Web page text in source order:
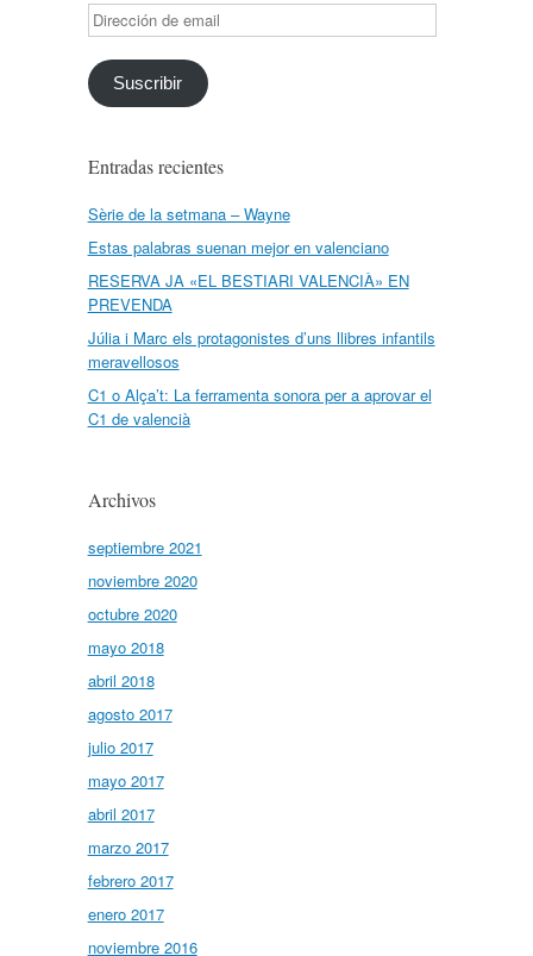
Dirección
de
email
Suscribir
Entradas recientes
Sèrie de la setmana – Wayne
Estas palabras suenan mejor en valenciano
RESERVA JA «EL BESTIARI VALENCIÀ» EN
PREVENDA
Júlia i Marc els protagonistes d’uns llibres infantils
meravellosos
C1 o Alça’t: La ferramenta sonora per a aprovar el
C1 de valencià
Archivos
septiembre 2021
noviembre 2020
octubre 2020
mayo 2018
abril 2018
agosto 2017
julio 2017
mayo 2017
abril 2017
marzo 2017
febrero 2017
enero 2017
noviembre 2016